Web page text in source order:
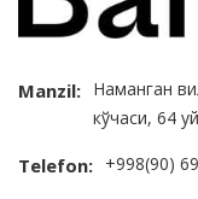
Manzil: Наманган
кўчаси, 64 уй
Telefon: +998(90)